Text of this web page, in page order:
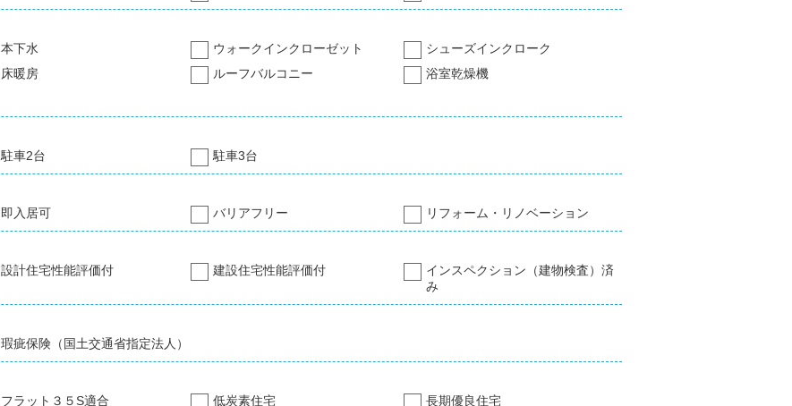
本下水 ウォークインクローゼット
シューズインクローク
床暖房 ルーフバルコニー
浴室乾燥機
駐車2台 駐車3台
即入居可 バリアフリー リフォーム・リノベーション
設計住宅性能評価付 建設住宅性能評価付
インスペクション（建物検査）済
み
瑕疵保険（国土交通省指定法人）
フラット３５S適合 低炭素住宅 長期優良住宅